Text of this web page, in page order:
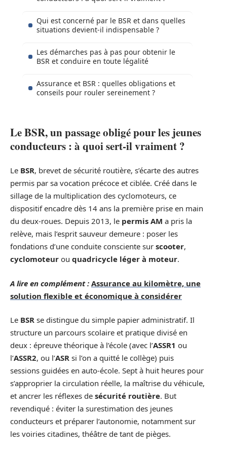
Qui est concerné par le BSR et dans quelles
situations devient-il indispensable ?
Les démarches pas à pas pour obtenir le
BSR et conduire en toute légalité
Assurance et BSR : quelles obligations et
conseils pour rouler sereinement ?
Le BSR, un passage obligé pour les jeunes
conducteurs : à quoi sert-il vraiment ?
Le BSR, brevet de sécurité routière, s’écarte des autres
permis par sa vocation précoce et ciblée. Créé dans le
sillage de la multiplication des cyclomoteurs, ce
dispositif encadre dès 14 ans la première prise en main
du deux-roues. Depuis 2013, le permis AM a pris la
relève, mais l’esprit sauveur demeure : poser les
fondations d’une conduite consciente sur scooter,
cyclomoteur ou quadricycle léger à moteur.
A lire en complément : Assurance au kilomètre, une
solution flexible et économique à considérer
Le BSR se distingue du simple papier administratif. Il
structure un parcours scolaire et pratique divisé en
deux : épreuve théorique à l’école (avec l’ASSR1 ou
l’ASSR2, ou l’ASR si l’on a quitté le collège) puis
sessions guidées en auto-école. Sept à huit heures pour
s’approprier la circulation réelle, la maîtrise du véhicule,
et ancrer les réflexes de sécurité routière. But
revendiqué : éviter la surestimation des jeunes
conducteurs et préparer l’autonomie, notamment sur
les voiries citadines, théâtre de tant de pièges.